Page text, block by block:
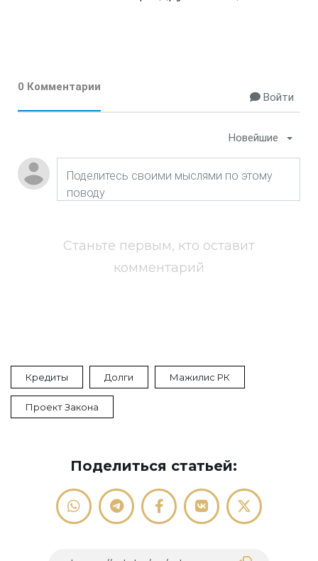
0 Комментарии
Войти
Новейшие
Станьте первым, кто оставит
комментарий
Кредиты Долги Мажилис РК
Проект Закона
Поделиться статьей: